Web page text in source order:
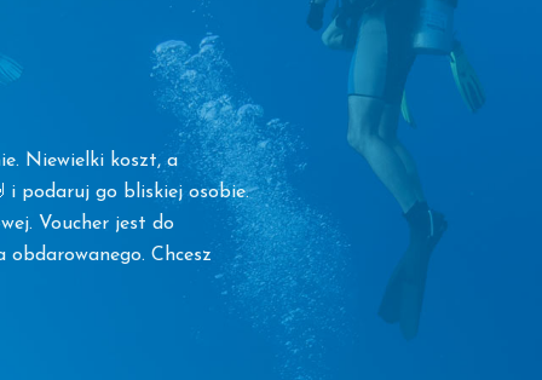
Niewielki koszt, a
i podaruj go bliskiej osobie.
Voucher jest do
Chcesz